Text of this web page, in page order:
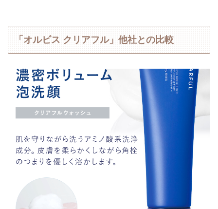
「オルビス クリアフル」他社との比較